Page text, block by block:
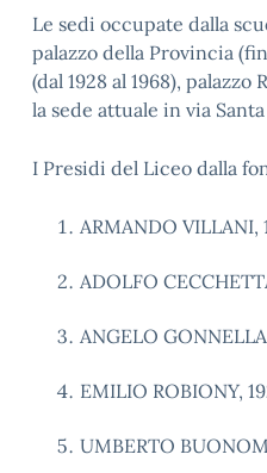
Le sedi occupate dalla
palazzo della Provincia
(dal 1928 al 1968), palazzo
la sede attuale in via Santa
I Presidi del Liceo dalla
ARMANDO VILLANI,
ADOLFO
ANGELO
EMILIO ROBIONY,
UMBERTO